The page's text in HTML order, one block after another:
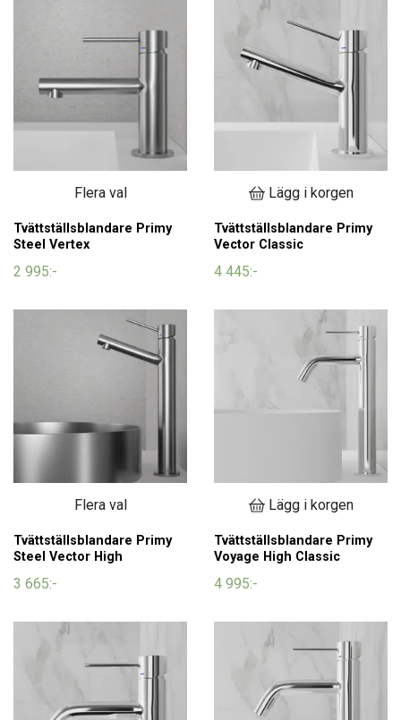
Flera val
Tvättställsblandare Primy
Steel Vertex
2 995:-
Lägg i korgen
Tvättställsblandare Primy
Vector Classic
4 445:-
Flera val
Tvättställsblandare Primy
Steel Vector High
3 665:-
Lägg i korgen
Tvättställsblandare Primy
Voyage High Classic
4 995:-